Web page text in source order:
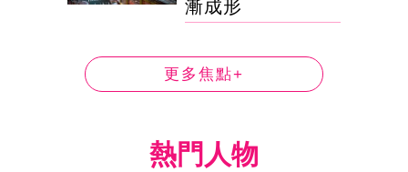
漸成形
更多焦點+
熱門人物